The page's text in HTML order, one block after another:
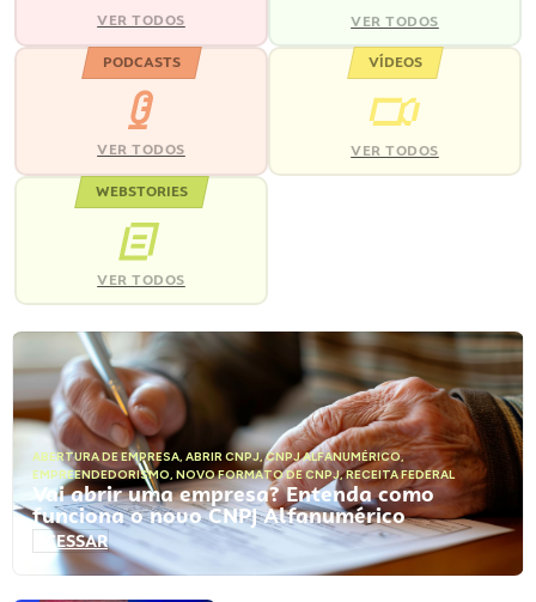
VER TODOS VER TODOS
PODCASTS
VER TODOS
VÍDEOS
VER TODOS
WEBSTORIES
VER TODOS
ABERTURA DE EMPRESA, ABRIR CNPJ,CNPJ ALFANUMÉRICO,
EMPREENDEDORISMO, NOVO FORMATO DE CNPJ,RECEITA FEDERAL
Vai abrir uma empresa? Entenda como
funciona o novo CNPJ Alfanumérico
ACESSAR